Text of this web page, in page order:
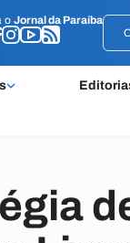
o Jornal da Paraíba
o Jornal da Paraíba